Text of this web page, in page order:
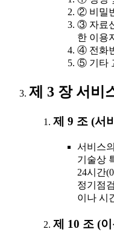
② 비밀
③ 자료
한 이용
④ 전화
⑤ 기타
제 3 장 서비
제 9 조 (서
서비스
기술상
24시간
정기점
이나 시
제 10 조 (